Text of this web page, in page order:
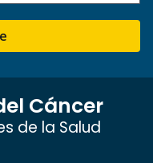
Cáncer
de la Salud